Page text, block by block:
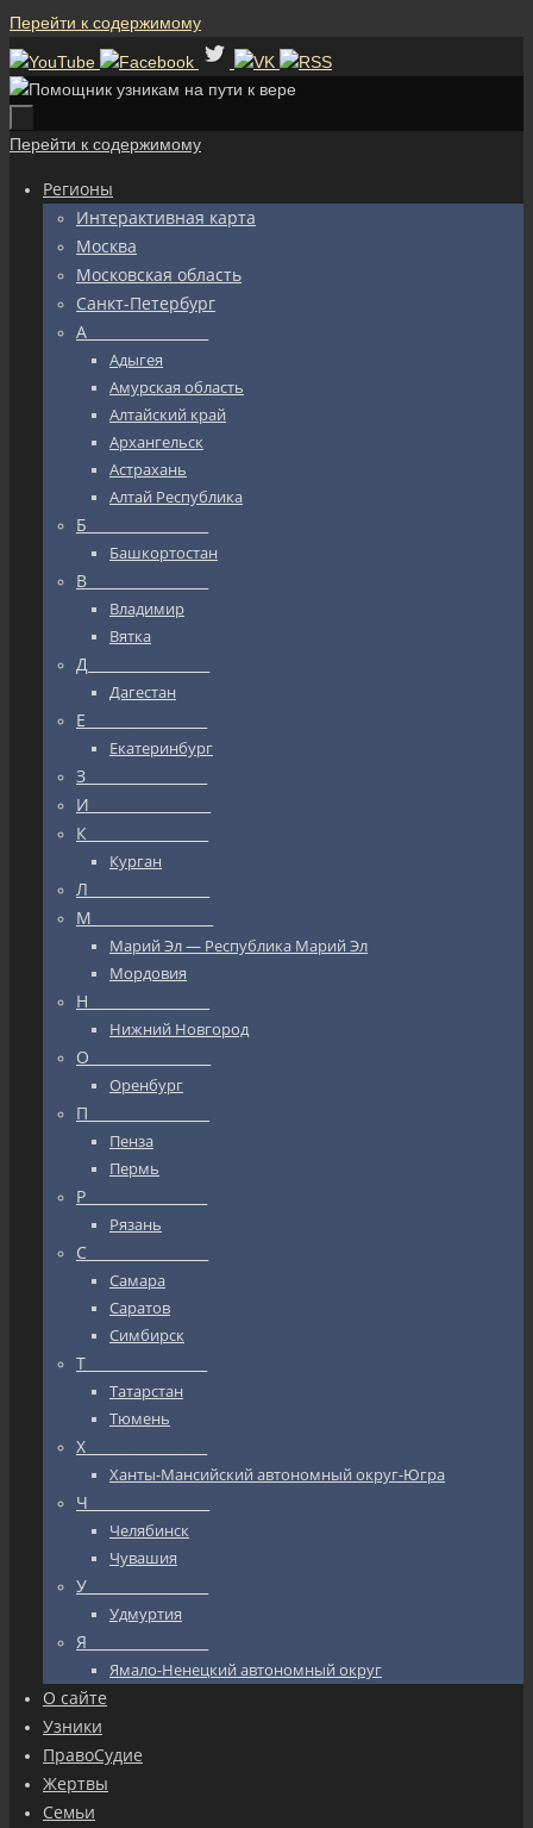
Перейти к содержимому
Перейти к содержимому
Регионы
Интерактивная карта
Москва
Московская область
Санкт-Петербург
А_________________
Адыгея
Амурская область
Алтайский край
Архангельск
Астрахань
Алтай Республика
Б_________________
Башкортостан
В_________________
Владимир
Вятка
Д_________________
Дагестан
Е_________________
Екатеринбург
З_________________
И_________________
К_________________
Курган
Л_________________
М_________________
Марий Эл — Республика Марий Эл
Мордовия
Н_________________
Нижний Новгород
О_________________
Оренбург
П_________________
Пенза
Пермь
Р_________________
Рязань
С_________________
Самара
Саратов
Симбирск
Т_________________
Татарстан
Тюмень
Х_________________
Ханты-Мансийский автономный округ-Югра
Ч_________________
Челябинск
Чувашия
У_________________
Удмуртия
Я_________________
Ямало-Ненецкий автономный округ
О сайте
Узники
ПравоСудие
Жертвы
Семьи